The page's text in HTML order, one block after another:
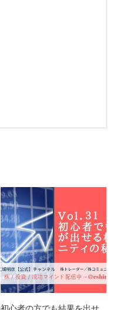
初心者の方でも結果を出せ